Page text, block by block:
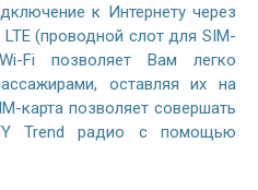
к Интернету через
(проводной слот для SIM-
Fi позволяет Вам легко
оставляя их на
карта позволяет совершать
Trend радио с помощью